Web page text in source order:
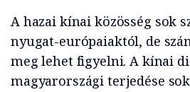
A hazai kínai közösség sok
nyugat-európaiaktól, de
meg lehet figyelni. A kínai
magyarországi terjedése